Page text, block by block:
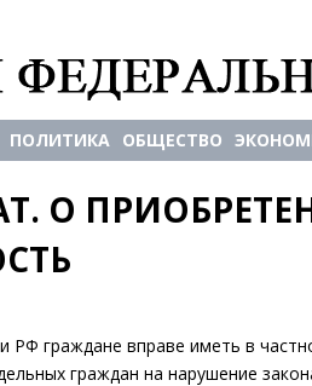
ПОЛИТИКА ОБЩЕСТВО
О
РФ граждане вправе иметь в
граждан на нарушение